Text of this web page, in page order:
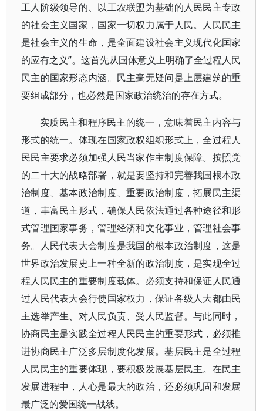
工人阶级领导的、以工农联盟为基础的人民民主专政
的社会主义国家，国家一切权力属于人民。人民民主
是社会主义的生命，是全面建设社会主义现代化国家
的应有之义”。这首先从国体意义上明确了全过程人民
民主的国家形态内涵。民主毫无疑问是上层建筑的重
要组成部分，也必然是国家政治统治的存在方式。
实质民主和程序民主的统一，意味着民主内容与
形式的统一。体现在国家政权组织形式上，全过程人
民民主要求必须加强人民当家作主制度保障。按照党
的二十大的战略部署，就是要坚持和完善我国根本政
治制度、基本政治制度、重要政治制度，拓展民主渠
道，丰富民主形式，确保人民依法通过各种途径和形
式管理国家事务，管理经济和文化事业，管理社会事
务。人民代表大会制度是我国的根本政治制度，这是
世界政治发展史上一种全新的政治制度，是实现全过
程人民民主的重要制度载体。必须支持和保证人民通
过人民代表大会行使国家权力，保证各级人大都由民
主选举产生、对人民负责、受人民监督。与此同时，
协商民主是实践全过程人民民主的重要形式，必须推
进协商民主广泛多层制度化发展。基层民主是全过程
人民民主的重要体现，要积极发展基层民主。在民主
发展进程中，人心是最大的政治，还必须巩固和发展
最广泛的爱国统一战线。